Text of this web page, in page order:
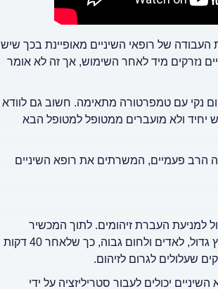
של רופאי השיניים מאופיינת בכך שיש
נזרקים מיד לאחר השימוש, אך זה לא אומר
נקי עם טמפרטורה מתאימה. חשוב גם לוודא
יחיד ולא מועברים ממטופל למטופל הבא
הרב פעמיים, המשרתים את רופא השיניים
למניעת העברת זיהומים. לתוך המכשיר
מכניסים את הכלים שמעוניינים לבצע בהם סטריליזציה, המכשיר חושף אותם ללחץ גדול, לאדים ולחום גבוה, כך שלאחר 40 דקות
שעלולים לגרום לזיהום.
יכולים לעבור סטריליזציה על ידי